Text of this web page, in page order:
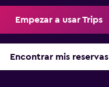
Empezar a usar Trips
Encontrar mis reservas